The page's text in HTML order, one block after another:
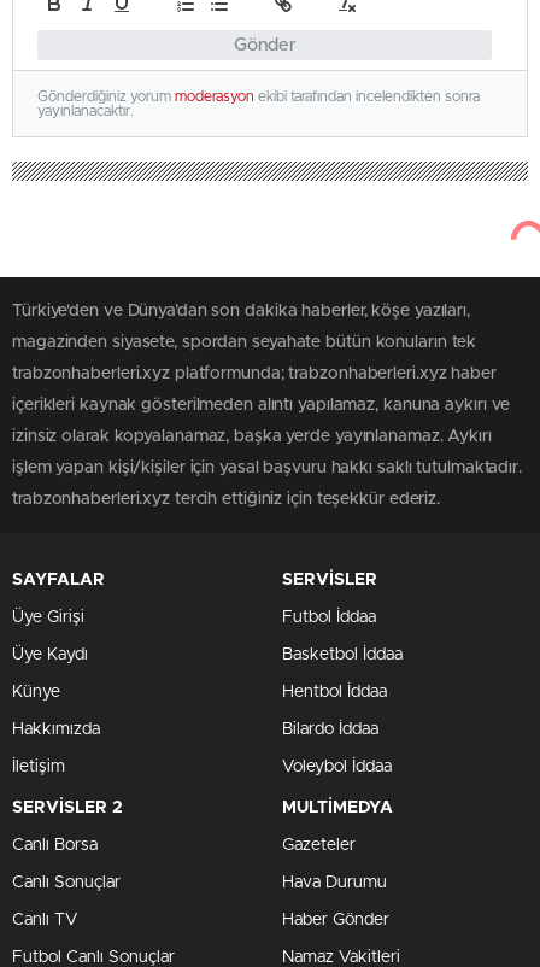
Gönder
Gönderdiğiniz yorum moderasyon ekibi tarafından incelendikten sonra
yayınlanacaktır.
Türkiye'den ve Dünya’dan son dakika haberler, köşe yazıları,
magazinden siyasete, spordan seyahate bütün konuların tek
trabzonhaberleri.xyz platformunda; trabzonhaberleri.xyz haber
içerikleri kaynak gösterilmeden alıntı yapılamaz, kanuna aykırı ve
izinsiz olarak kopyalanamaz, başka yerde yayınlanamaz. Aykırı
işlem yapan kişi/kişiler için yasal başvuru hakkı saklı tutulmaktadır.
trabzonhaberleri.xyz tercih ettiğiniz için teşekkür ederiz.
SAYFALAR
Üye Girişi
Üye Kaydı
Künye
Hakkımızda
İletişim
SERVİSLER
Futbol İddaa
Basketbol İddaa
Hentbol İddaa
Bilardo İddaa
Voleybol İddaa
SERVİSLER 2
Canlı Borsa
Canlı Sonuçlar
Canlı TV
Futbol Canlı Sonuçlar
MULTİMEDYA
Gazeteler
Hava Durumu
Haber Gönder
Namaz Vakitleri